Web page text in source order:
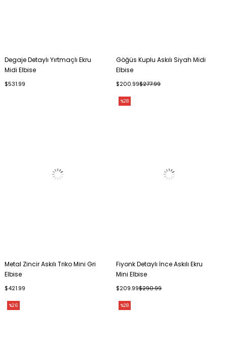
Degaje Detaylı Yırtmaçlı Ekru
Midi Elbise
$531.99
Göğüs Kuplu Askılı Siyah Midi
Elbise
$200.99$277.99
Metal Zincir Askılı Triko Mini Gri
Elbise
$421.99
Fiyonk Detaylı İnce Askılı Ekru
Mini Elbise
$209.99$290.99
%28
%26 %28